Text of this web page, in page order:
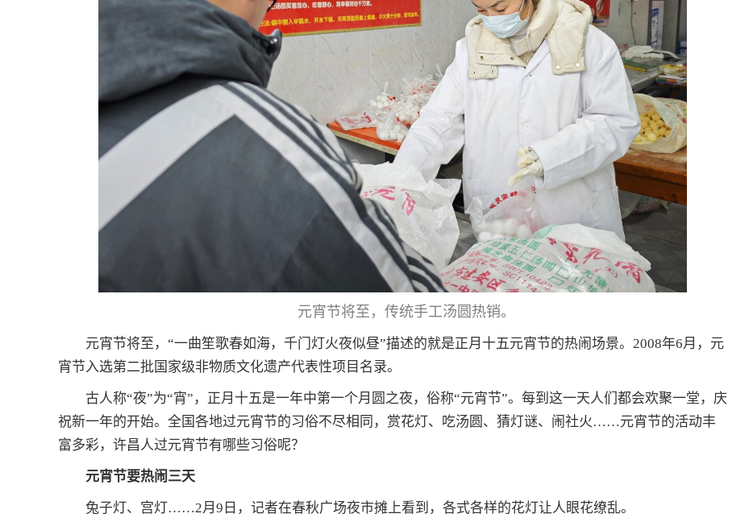
元宵节将至，传统手工汤圆热销。
元宵节将至，“一曲笙歌春如海，千门灯火夜似昼”描述的就是正月十五元宵节的热闹场景。2008年6月，元
宵节入选第二批国家级非物质文化遗产代表性项目名录。
古人称“夜”为“宵”，正月十五是一年中第一个月圆之夜，俗称“元宵节”。每到这一天人们都会欢聚一堂，庆
祝新一年的开始。全国各地过元宵节的习俗不尽相同，赏花灯、吃汤圆、猜灯谜、闹社火……元宵节的活动丰
富多彩，许昌人过元宵节有哪些习俗呢？
元宵节要热闹三天
兔子灯、宫灯……2月9日，记者在春秋广场夜市摊上看到，各式各样的花灯让人眼花缭乱。